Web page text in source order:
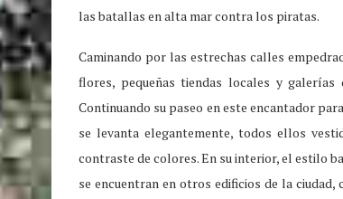
las batallas en alta mar contra los piratas.
Caminando por las estrechas calles
flores, pequeñas tiendas locales y
Continuando su paseo en este encantador
se levanta elegantemente, todos ellos
contraste de colores. En su interior, el estilo
se encuentran en otros edificios de la ciudad,